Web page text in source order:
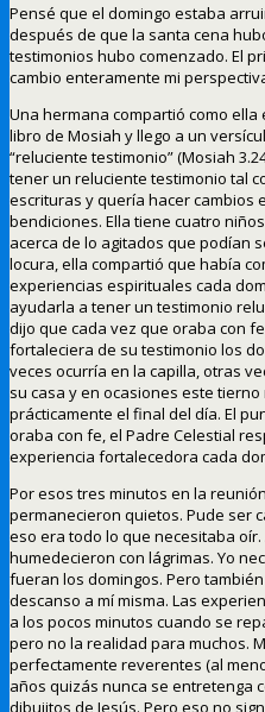
Pensé que el domingo estaba
después de que la santa cena
testimonios hubo comenzado. El
cambio enteramente mi
Una hermana compartió como
libro de Mosiah y llego a un
“reluciente testimonio” (Mosiah
tener un reluciente testimonio tal
escrituras y quería hacer cambios
bendiciones. Ella tiene cuatro
acerca de lo agitados que podían
locura, ella compartió que había
experiencias espirituales cada
ayudarla a tener un testimonio
dijo que cada vez que oraba con
fortaleciera de su testimonio los
veces ocurría en la capilla, otras
su casa y en ocasiones este
prácticamente el final del día. El
oraba con fe, el Padre Celestial
experiencia fortalecedora cada
Por esos tres minutos en la
permanecieron quietos. Pude ser
eso era todo lo que necesitaba
humedecieron con lágrimas. Yo
fueran los domingos. Pero
descanso a mí misma. Las
a los pocos minutos cuando se
pero no la realidad para muchos.
perfectamente reverentes (al
años quizás nunca se entretenga
dibujitos de Jesús. Pero eso no